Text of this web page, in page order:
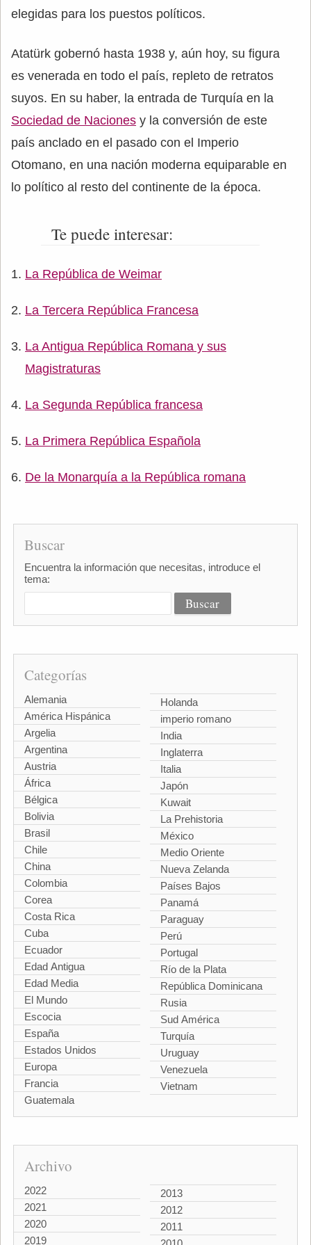
elegidas para los puestos políticos.
Atatürk gobernó hasta 1938 y, aún hoy, su figura
es venerada en todo el país, repleto de retratos
suyos. En su haber, la entrada de Turquía en la
Sociedad de Naciones y la conversión de este
país anclado en el pasado con el Imperio
Otomano, en una nación moderna equiparable en
lo político al resto del continente de la época.
Te puede interesar:
La República de Weimar
La Tercera República Francesa
La Antigua República Romana y sus
Magistraturas
La Segunda República francesa
La Primera República Española
De la Monarquía a la República romana
Buscar
Encuentra la información que necesitas, introduce el
tema:
Categorías
Alemania
América Hispánica
Argelia
Argentina
Austria
África
Bélgica
Bolivia
Brasil
Chile
China
Colombia
Corea
Costa Rica
Cuba
Ecuador
Edad Antigua
Edad Media
El Mundo
Escocia
España
Estados Unidos
Europa
Francia
Guatemala
Holanda
imperio romano
India
Inglaterra
Italia
Japón
Kuwait
La Prehistoria
México
Medio Oriente
Nueva Zelanda
Países Bajos
Panamá
Paraguay
Perú
Portugal
Río de la Plata
República Dominicana
Rusia
Sud América
Turquía
Uruguay
Venezuela
Vietnam
Archivo
2022
2021
2020
2019
2013
2012
2011